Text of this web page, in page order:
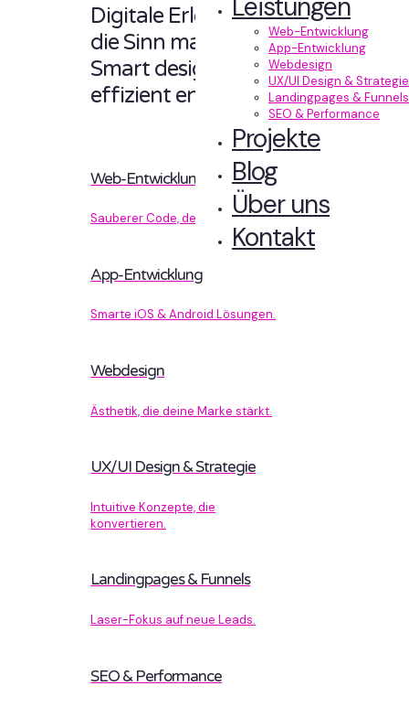
Leistungen
Web-Entwicklung
App-Entwicklung
Webdesign
UX/UI Design & Strategie
Landingpages & Funnels
SEO & Performance
Projekte
Blog
Über uns
Kontakt
Digitale Erlebnisse,
die Sinn machen.
Smart designt und
effizient entwickelt.
Web-Entwicklung
Sauberer Code, der performt.
App-Entwicklung
Smarte iOS & Android Lösungen.
Webdesign
Ästhetik, die deine Marke stärkt.
UX/UI Design & Strategie
Intuitive Konzepte, die
konvertieren.
Landingpages & Funnels
Laser-Fokus auf neue Leads.
SEO & Performance